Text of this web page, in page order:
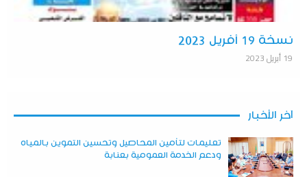
نسخة 19 أفريل 2023
19 أبريل 2023
آخر الأخبار
تعليمات لتأمين المحاصيل وتحسين التموين بالمياه
ودعم الخدمة العمومية بعنابة